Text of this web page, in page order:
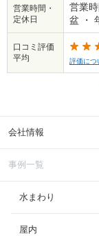
営業時間・
定休日
営業
盆 ・
口コミ評価
平均
評価につ
会社情報
事例一覧
水まわり
屋内